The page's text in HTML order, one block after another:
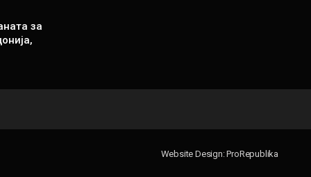
за
Website Design:ProRepublika